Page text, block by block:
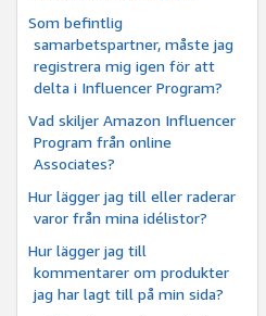
Som befintlig
samarbetspartner, måste jag
registrera mig igen för att
delta i Influencer Program?
Vad skiljer Amazon Influencer
Program från online
Associates?
Hur lägger jag till eller raderar
varor från mina idélistor?
Hur lägger jag till
kommentarer om produkter
jag har lagt till på min sida?